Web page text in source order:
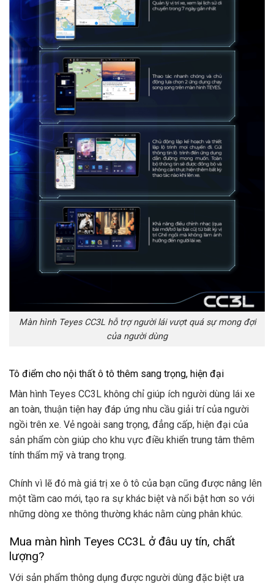
Màn hình Teyes CC3L hỗ trợ người lái vượt quá sự mong đợi
của người dùng
Tô điểm cho nội thất ô tô thêm sang trọng, hiện đại
Màn hình Teyes CC3L không chỉ giúp ích người dùng lái xe
an toàn, thuận tiện hay đáp ứng nhu cầu giải trí của người
ngồi trên xe. Vẻ ngoài sang trọng, đẳng cấp, hiện đại của
sản phẩm còn giúp cho khu vực điều khiển trung tâm thêm
tính thẩm mỹ và trang trọng.
Chính vì lẽ đó mà giá trị xe ô tô của bạn cũng được nâng lên
một tầm cao mới, tạo ra sự khác biệt và nổi bật hơn so với
những dòng xe thông thường khác nằm cùng phân khúc.
Mua màn hình Teyes CC3L ở đâu uy tín, chất
lượng?
Với sản phẩm thông dụng được người dùng đặc biệt ưa